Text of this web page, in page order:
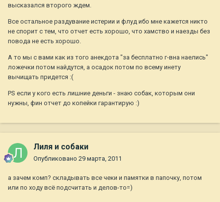
высказался второго ждем.
Все остальное раздувание истерии и флуд ибо мне кажется никто
не спорит с тем, что отчет есть хорошо, что хамство и наезды без
повода не есть хорошо.
А то мы с вами как из того анекдота "за бесплатно г-вна наелись"
ложечки потом найдутся, а осадок потом по всему инету
вычищать придется :(
PS если у кого есть лишние деньги - знаю собак, которым они
нужны, фин отчет до копейки гарантирую :)
Лиля и собаки
Опубликовано 29 марта, 2011
а зачем комп? складывать все чеки и памятки в папочку, потом
или по ходу всё подсчитать и делов-то=)